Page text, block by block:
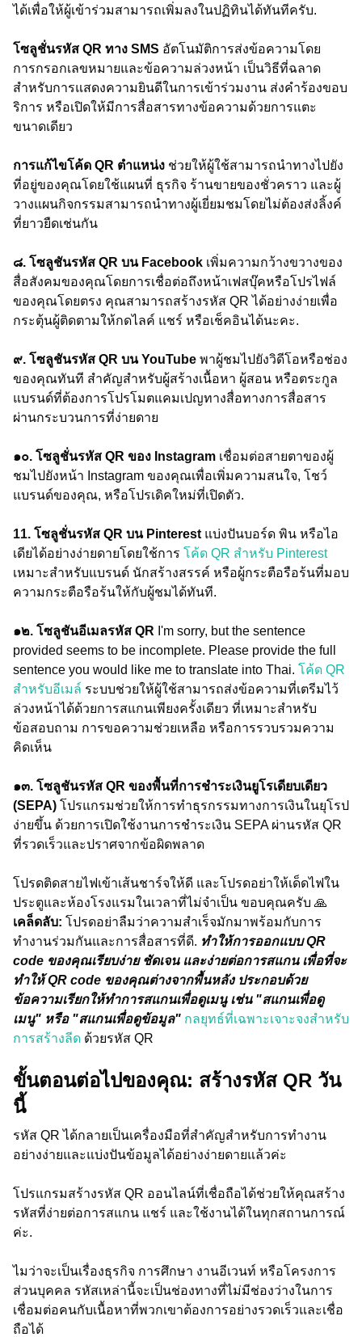
ได้เพื่อให้ผู้เข้าร่วมสามารถเพิ่มลงในปฏิทินได้ทันทีครับ.
โซลูชั่นรหัส QR ทาง SMS อัตโนมัติการส่งข้อความโดย
การกรอกเลขหมายและข้อความล่วงหน้า เป็นวิธีที่ฉลาด
สำหรับการแสดงความยินดีในการเข้าร่วมงาน ส่งคำร้องขอบ
ริการ หรือเปิดให้มีการสื่อสารทางข้อความด้วยการแตะ
ขนาดเดียว
การแก้ไขโค้ด QR ตำแหน่ง ช่วยให้ผู้ใช้สามารถนำทางไปยัง
ที่อยู่ของคุณโดยใช้แผนที่ ธุรกิจ ร้านขายของชั่วคราว และผู้
วางแผนกิจกรรมสามารถนำทางผู้เยี่ยมชมโดยไม่ต้องส่งลิ้งค์
ที่ยาวยืดเช่นกัน
๘. โซลูชันรหัส QR บน Facebook เพิ่มความกว้างขวางของ
สื่อสังคมของคุณโดยการเชื่อต่อถึงหน้าเฟสบุ๊คหรือโปรไฟล์
ของคุณโดยตรง คุณสามารถสร้างรหัส QR ได้อย่างง่ายเพื่อ
กระตุ้นผู้ติดตามให้กดไลค์ แชร์ หรือเช็คอินได้นะคะ.
๙. โซลูชันรหัส QR บน YouTube พาผู้ชมไปยังวิดีโอหรือช่อง
ของคุณทันที สำคัญสำหรับผู้สร้างเนื้อหา ผู้สอน หรือตระกูล
แบรนด์ที่ต้องการโปรโมตแคมเปญทางสื่อทางการสื่อสาร
ผ่านกระบวนการที่ง่ายดาย
๑๐. โซลูชั่นรหัส QR ของ Instagram เชื่อมต่อสายตาของผู้
ชมไปยังหน้า Instagram ของคุณเพื่อเพิ่มความสนใจ, โชว์
แบรนด์ของคุณ, หรือโปรเดิคใหม่ที่เปิดตัว.
11. โซลูชั่นรหัส QR บน Pinterest แบ่งปันบอร์ด พิน หรือไอ
เดียได้อย่างง่ายดายโดยใช้การ โค้ด QR สำหรับ Pinterest
เหมาะสำหรับแบรนด์ นักสร้างสรรค์ หรือผู้กระตือรือร้นที่มอบ
ความกระตือรือร้นให้กับผู้ชมได้ทันที.
๑๒. โซลูชันอีเมลรหัส QR I'm sorry, but the sentence
provided seems to be incomplete. Please provide the full
sentence you would like me to translate into Thai. โค้ด QR
สำหรับอีเมล์ ระบบช่วยให้ผู้ใช้สามารถส่งข้อความที่เตรีมไว้
ล่วงหน้าได้ด้วยการสแกนเพียงครั้งเดียว ที่เหมาะสำหรับ
ข้อสอบถาม การขอความช่วยเหลือ หรือการรวบรวมความ
คิดเห็น
๑๓. โซลูชันรหัส QR ของพื้นที่การชำระเงินยูโรเดียบเดียว
(SEPA) โปรแกรมช่วยให้การทำธุรกรรมทางการเงินในยุโรป
ง่ายขึ้น ด้วยการเปิดใช้งานการชำระเงิน SEPA ผ่านรหัส QR
ที่รวดเร็วและปราศจากข้อผิดพลาด
โปรดติดสายไฟเข้าเส้นชาร์จให้ดี และโปรดอย่าให้เด็ดไฟใน
ประตูและห้องโรงแรมในเวลาที่ไม่จำเป็น ขอบคุณครับ 🙏
เคล็ดลับ: โปรดอย่าลืมว่าความสำเร็จมักมาพร้อมกับการ
ทำงานร่วมกันและการสื่อสารที่ดี. ทำให้การออกแบบ QR
code ของคุณเรียบง่าย ชัดเจน และง่ายต่อการสแกน เพื่อที่จะ
ทำให้ QR code ของคุณต่างจากพื้นหลัง ประกอบด้วย
ข้อความเรียกให้ทำการสแกนเพื่อดูเมนู เช่น "สแกนเพื่อดู
เมนู" หรือ "สแกนเพื่อดูข้อมูล" กลยุทธ์ที่เฉพาะเจาะจงสำหรับ
การสร้างลีด ด้วยรหัส QR
ขั้นตอนต่อไปของคุณ: สร้างรหัส QR วัน
นี้
รหัส QR ได้กลายเป็นเครื่องมือที่สำคัญสำหรับการทำงาน
อย่างง่ายและแบ่งปันข้อมูลได้อย่างง่ายดายแล้วค่ะ
โปรแกรมสร้างรหัส QR ออนไลน์ที่เชื่อถือได้ช่วยให้คุณสร้าง
รหัสที่ง่ายต่อการสแกน แชร์ และใช้งานได้ในทุกสถานการณ์
ค่ะ.
ไมว่าจะเป็นเรื่องธุรกิจ การศึกษา งานอีเวนท์ หรือโครงการ
ส่วนบุคคล รหัสเหล่านี้จะเป็นช่องทางที่ไม่มีช่องว่างในการ
เชื่อมต่อคนกับเนื้อหาที่พวกเขาต้องการอย่างรวดเร็วและเชื่อ
ถือได้